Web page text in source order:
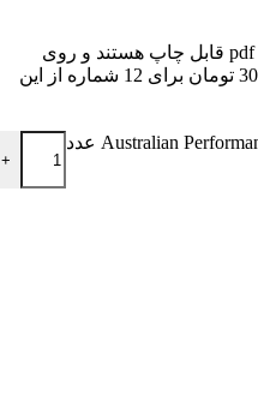
این مجلات بصورت فایل پی دی اف pdf قابل چاپ هستند و روی
سی دی تحویل میشود. قیمت 300.000 تومان برای 12 شماره از این
+